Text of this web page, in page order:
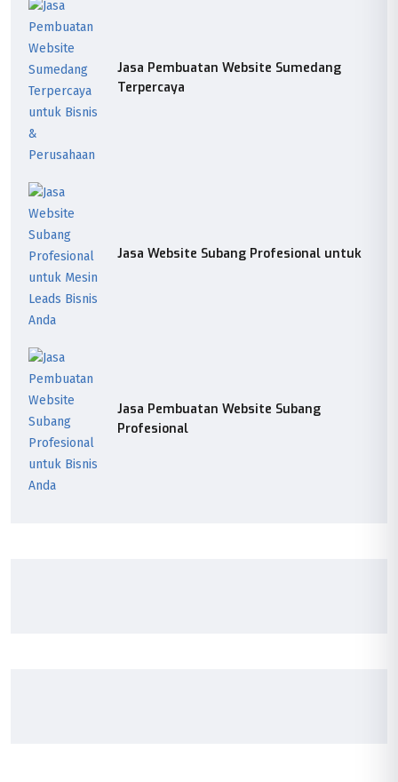
Jasa Pembuatan Website Sumedang
Terpercaya
Jasa Website Subang Profesional untuk
Jasa Pembuatan Website Subang
Profesional